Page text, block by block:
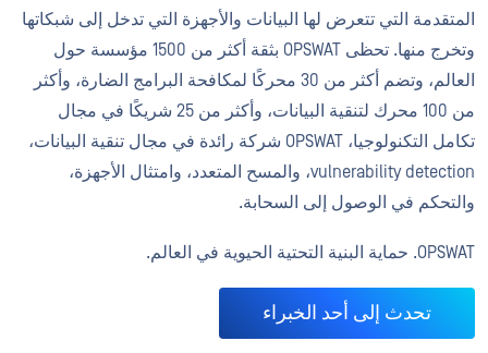
المتقدمة التي تتعرض لها البيانات والأجهزة التي تدخل إلى شبكاتها
وتخرج منها. تحظى OPSWAT بثقة أكثر من 1500 مؤسسة حول
العالم، وتضم أكثر من 30 محركًا لمكافحة البرامج الضارة، وأكثر
من 100 محرك لتنقية البيانات، وأكثر من 25 شريكًا في مجال
تكامل التكنولوجيا، OPSWAT شركة رائدة في مجال تنقية البيانات،
vulnerability detection، والمسح المتعدد، وامتثال الأجهزة،
والتحكم في الوصول إلى السحابة.
OPSWAT. حماية البنية التحتية الحيوية في العالم.
تحدث إلى أحد الخبراء